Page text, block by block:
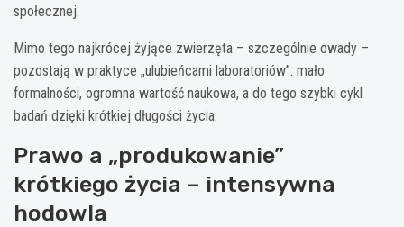
społecznej.
Mimo tego najkrócej żyjące zwierzęta – szczególnie owady –
pozostają w praktyce „ulubieńcami laboratoriów”: mało
formalności, ogromna wartość naukowa, a do tego szybki cykl
badań dzięki krótkiej długości życia.
Prawo a „produkowanie”
krótkiego życia – intensywna
hodowla